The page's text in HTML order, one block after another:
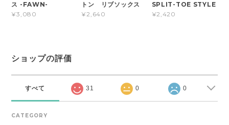
ス -FAWN-
¥3,080
トン リブソックス
¥2,640
SPLIT-TOE STYLE
¥2,420
ショップの評価
すべて 31 0 0
CATEGORY